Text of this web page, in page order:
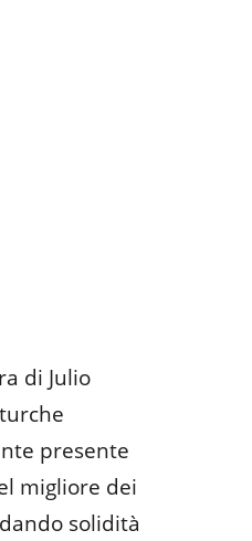
di Julio
presente
migliore dei
solidità